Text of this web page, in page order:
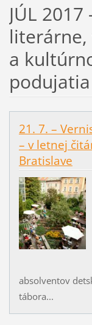
JÚL
literárne,
a
podujatia
21. 7. –
– v letnej
Bratislave
absolventov
tábora...